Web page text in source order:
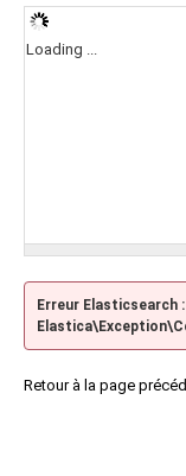
Loading ...
Erreur Elasticsearch :
Retour à la page